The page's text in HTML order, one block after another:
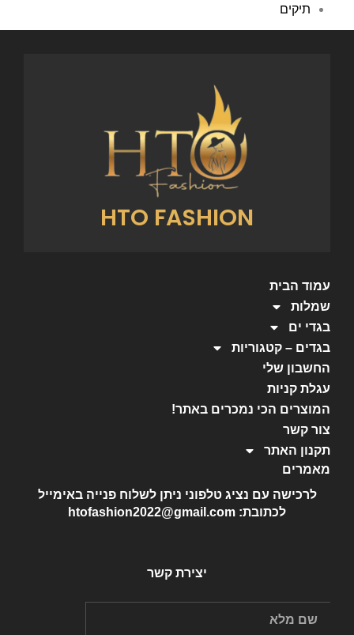
תיקים
HTO FASHION
עמוד הבית
שמלות
בגדי ים
בגדים – קטגוריות
החשבון שלי
עגלת קניות
המוצרים הכי נמכרים באתר!
צור קשר
תקנון האתר
מאמרים
לרכישה עם נציג טלפוני ניתן לשלוח פנייה באימייל
לכתובת: htofashion2022@gmail.com
יצירת קשר